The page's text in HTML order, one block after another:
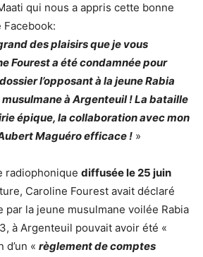
qui nous a appris cette bonne
Facebook:
des plaisirs que je vous
Fourest a été condamnée pour
l’opposant à la jeune Rabia
à Argenteuil ! La bataille
épique, la collaboration avec mon
Maguéro efficace ! »
radiophonique diffusée le 25 juin
Caroline Fourest avait déclaré
par la jeune musulmane voilée Rabia
à Argenteuil pouvait avoir été «
d’un « règlement de comptes